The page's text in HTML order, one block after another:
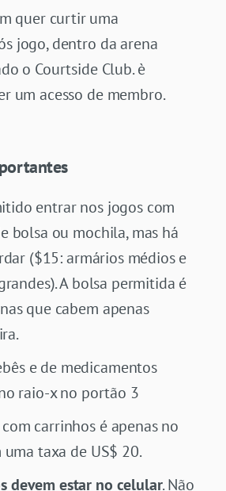
quer curtir uma
jogo, dentro da arena
o Courtside Club. è
um acesso de membro.
entrar nos jogos com
bolsa ou mochila, mas há
($15: armários médios e
A bolsa permitida é
que cabem apenas
e de medicamentos
raio-x no portão 3
carrinhos é apenas no
taxa de US$ 20.
devem estar no celular. Não